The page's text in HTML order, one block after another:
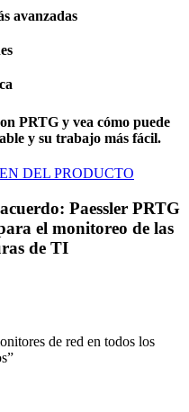
avanzadas
PRTG y vea cómo puede
y su trabajo más fácil.
DEL PRODUCTO
Paessler PRTG
el monitoreo de las
de TI
de red en todos los